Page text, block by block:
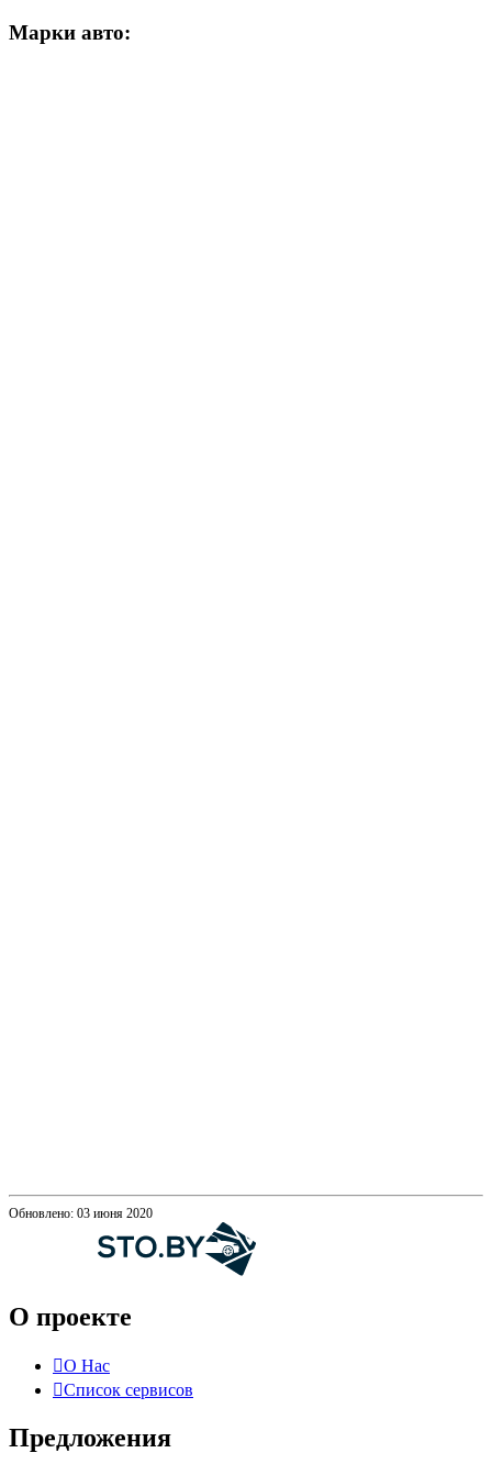
Марки авто:
Обновлено: 03 июня 2020
О проекте
О Нас
Список сервисов
Предложения